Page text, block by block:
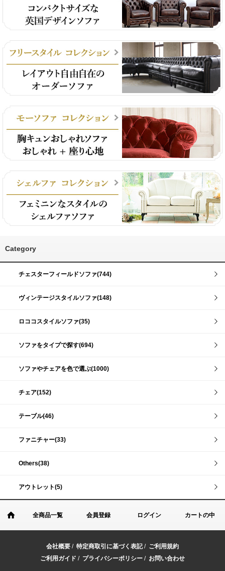
Category
チェスターフィールドソファ(744)
ヴィンテージスタイルソファ(148)
ロココスタイルソファ(35)
ソファをタイプで探す(694)
ソファやチェアを色で選ぶ(1000)
チェア(152)
テーブル(46)
ファニチャー(33)
Others(38)
アウトレット(5)
全商品一覧 会員登録 ログイン カートの中
会社概要 / 特定商取引に基づく表記/ ご利用規約
ご利用ガイド / プライバシーポリシー / お問い合わせ